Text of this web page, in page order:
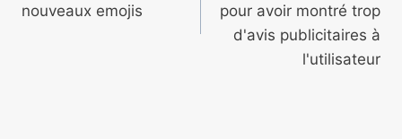
l’article
nouveaux emojis
pour avoir montré trop
d'avis publicitaires à
l'utilisateur